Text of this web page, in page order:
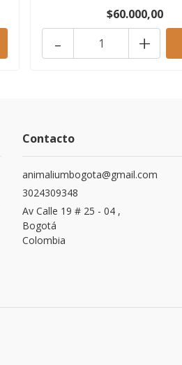
$60.000,00
- +
Contacto
animaliumbogota@gmail.com
3024309348
Av Calle 19 # 25 - 04 ,
Bogotá
Colombia